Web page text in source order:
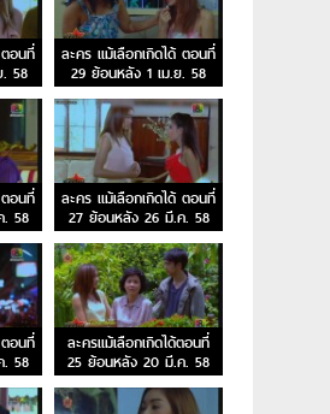
อนที่
58
ละคร แม้เลือกเกิดได้ ตอนที่
29 ย้อนหลัง 1 เม.ย. 58
อนที่
58
ละคร แม้เลือกเกิดได้ ตอนที่
27 ย้อนหลัง 26 มี.ค. 58
อนที่
58
ละครแม้เลือกเกิดได้ตอนที่
25 ย้อนหลัง 20 มี.ค. 58